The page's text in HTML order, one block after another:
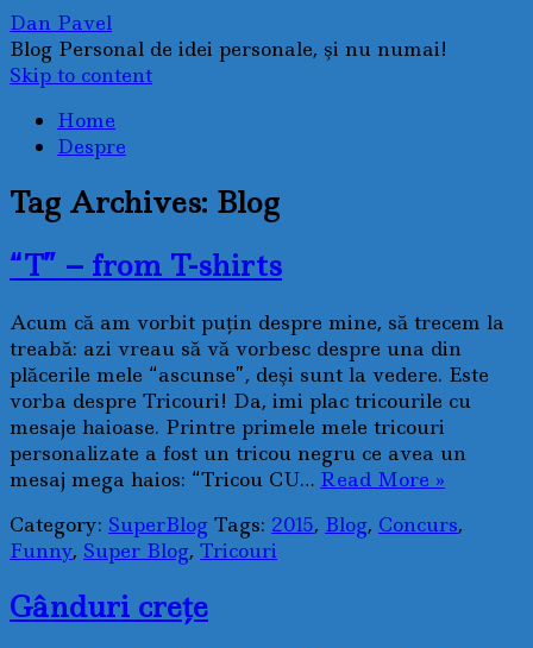
Dan Pavel
Blog Personal de idei personale, şi nu numai!
Skip to content
Home
Despre
Tag Archives: Blog
“T” – from T-shirts
Acum că am vorbit puţin despre mine, să trecem la
treabă: azi vreau să vă vorbesc despre una din
plăcerile mele “ascunse”, deşi sunt la vedere. Este
vorba despre Tricouri! Da, imi plac tricourile cu
mesaje haioase. Printre primele mele tricouri
personalizate a fost un tricou negru ce avea un
mesaj mega haios: “Tricou CU… Read More »
Category: SuperBlog Tags: 2015, Blog, Concurs,
Funny, Super Blog, Tricouri
Gânduri creţe